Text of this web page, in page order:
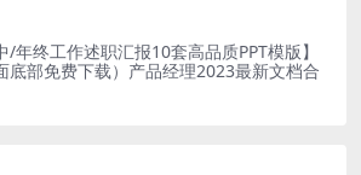
/年终工作述职汇报10套高品质PPT模版】
底部免费下载）产品经理2023最新文档合